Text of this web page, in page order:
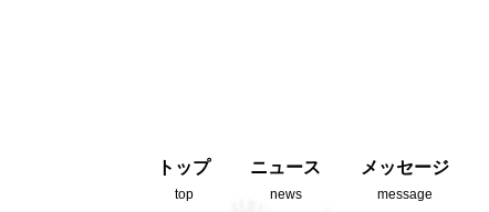
トップ
top
ニュース
news
メッセージ
message